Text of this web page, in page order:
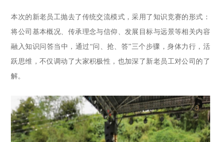
本次的新老员工抛去了传统交流模式，采用了知识竞赛的形式：
将公司基本概况、传承理念与信仰、发展目标与远景等相关内容
融入知识问答当中，通过“问、抢、答”三个步骤，身体力行，活
跃思维，不仅调动了大家积极性，也加深了新老员工对公司的了
解。